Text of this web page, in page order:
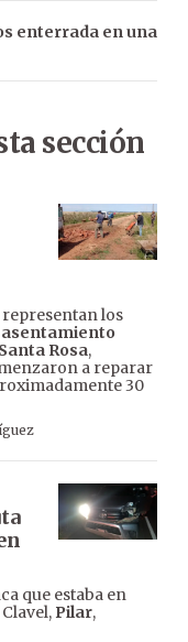
enterrada en una
sección
los
asentamiento
Santa Rosa,
a reparar
30
que estaba en
Pilar,